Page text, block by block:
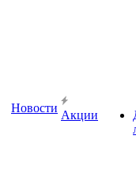
Новости
Акции